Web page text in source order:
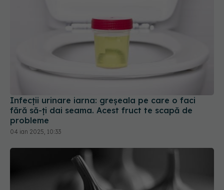
Infecții urinare iarna: greșeala pe care o faci
fără să-ți dai seama. Acest fruct te scapă de
probleme
04 ian 2025, 10:33